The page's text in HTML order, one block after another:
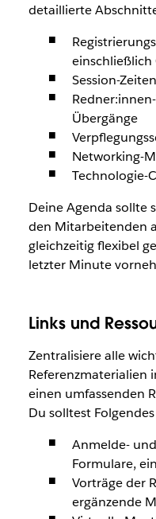
detaillierte
einschließlich
Session-
Übergänge
Networking-
Technologie-
Deine Agenda sollte
den Mitarbeitenden
gleichzeitig flexibel
letzter Minute
Links und
Zentralisiere alle
Referenzmaterialien
einen umfassenden
Du solltest
Anmelde-
Formulare,
Vorträge der
ergänzende